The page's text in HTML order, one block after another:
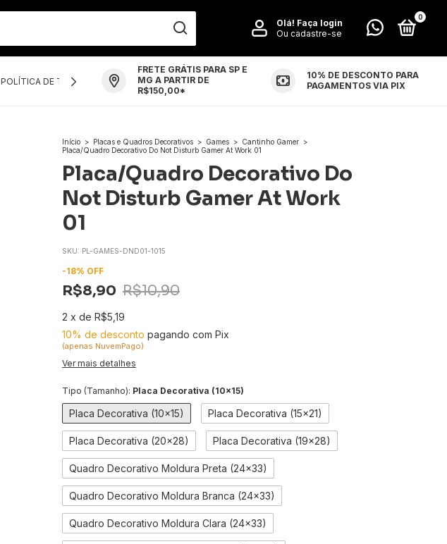
Olá! Faça login
Ou cadastre-se
0
POLÍTICA DE TROCAS E DEVOLUÇÕES CONTATO
FRETE GRÁTIS PARA SP E
MG A PARTIR DE
R$150,00*
10% DE DESCONTO PARA
PAGAMENTOS VIA PIX
Início > Placas e Quadros Decorativos > Games > Cantinho Gamer >
Placa/Quadro Decorativo Do Not Disturb Gamer At Work 01
Placa/Quadro Decorativo Do
Not Disturb Gamer At Work
01
SKU: PL-GAMES-DND01-1015
-18% OFF
R$8,90 R$10,90
2 x de R$5,19
10% de desconto pagando com Pix
(apenas NuvemPago)
Ver mais detalhes
Tipo (Tamanho): Placa Decorativa (10x15)
Placa Decorativa (10x15) Placa Decorativa (15x21)
Placa Decorativa (20x28) Placa Decorativa (19x28)
Quadro Decorativo Moldura Preta (24x33)
Quadro Decorativo Moldura Branca (24x33)
Quadro Decorativo Moldura Clara (24x33)